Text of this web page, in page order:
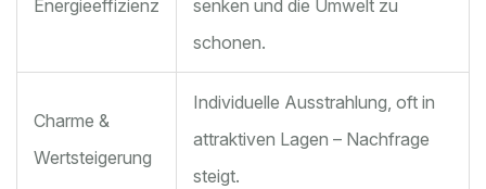
Energieeffizienz
senken und die Umwelt zu
schonen.
Charme &
Wertsteigerung
Individuelle Ausstrahlung, oft in
attraktiven Lagen – Nachfrage
steigt.